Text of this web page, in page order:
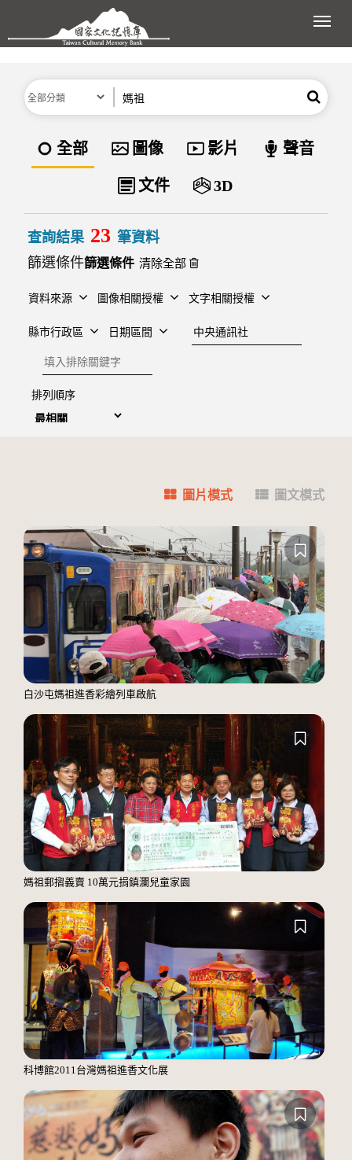
跳到主要內容區塊
展
分類 搜尋
資料類型
全部 圖像 影片 聲音
文件 3D
查詢結果 23 筆資料
篩選條件
清除全部
資料來源 圖像相關授權 文字相關授權
縣市行政區 日期區間
建檔單位
排除關鍵字
排列順序
圖片模式 圖文模式
白沙屯媽祖進香彩繪列車啟航
媽祖郵摺義賣 10萬元捐鎮瀾兒童家園
科博館2011台灣媽祖進香文化展